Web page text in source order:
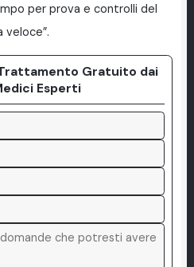
per prova e controlli del
veloce”.
Gratuito dai
Esperti